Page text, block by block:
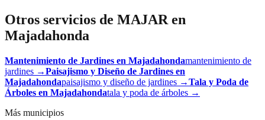
Otros servicios de MAJAR en
Majadahonda
Mantenimiento de Jardines en Majadahondamantenimiento de
jardines →Paisajismo y Diseño de Jardines en
Majadahondapaisajismo y diseño de jardines →Tala y Poda de
Árboles en Majadahondatala y poda de árboles →
Más municipios